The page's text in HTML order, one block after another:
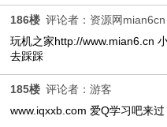
186楼 评论者：资源网mian6cn
玩机之家http://www.mian6.cn
去踩踩
185楼 评论者：游客
www.iqxxb.com 爱Q学习吧来过